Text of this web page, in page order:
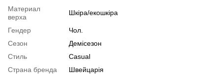
Материал
верха
Шкіра/екошкіра
Гендер
Чол.
Сезон
Демісезон
Стиль
Casual
Страна бренда
Швейцарія